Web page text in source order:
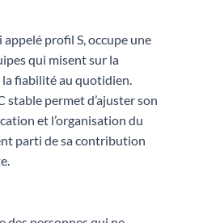
profil S, occupe une
qui misent sur la
fiabilité au quotidien.
stable permet d’ajuster son
et l’organisation du
parti de sa contribution